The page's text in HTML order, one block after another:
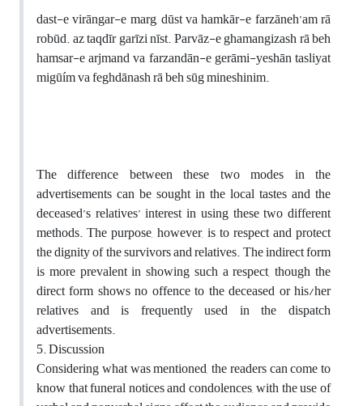
dast-e virāngar-e marg, dūst va hamkār-e farzāneh’am rā
robūd. az taqdīr garīzi nīst. Parvāz-e ghamangizash rā beh
hamsar-e arjmand va farzandān-e gerāmi-yeshān tasliyat
migūím va feghdānash rā beh sūg mineshinim.
The difference between these two modes in the
advertisements can be sought in the local tastes and the
deceased’s relatives’ interest in using these two different
methods. The purpose, however, is to respect and protect
the dignity of the survivors and relatives. The indirect form
is more prevalent in showing such a respect, though the
direct form shows no offence to the deceased or his/her
relatives and is frequently used in the dispatch
advertisements.
5. Discussion
Considering what was mentioned, the readers can come to
know that funeral notices and condolences, with the use of